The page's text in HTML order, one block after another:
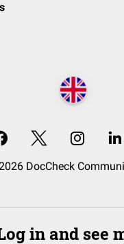
DocCheck
in and see